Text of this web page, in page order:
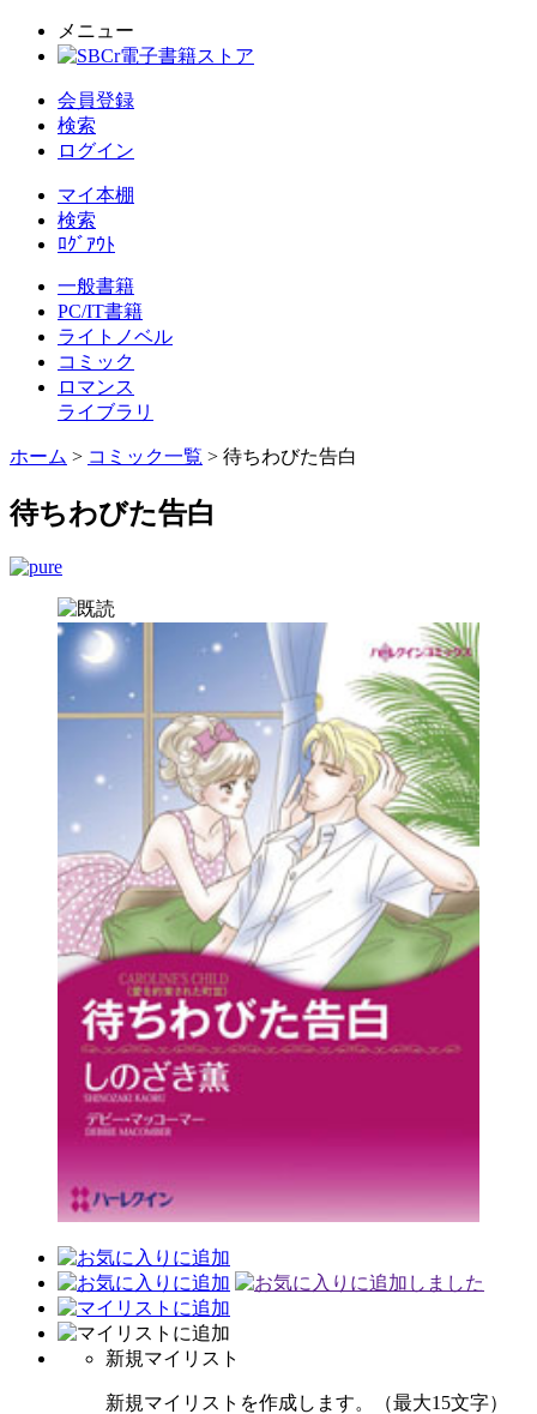
メニュー
会員登録
検索
ログイン
マイ本棚
検索
ﾛｸﾞｱｳﾄ
一般書籍
PC/IT書籍
ライトノベル
コミック
ロマンス
ライブラリ
ホーム > コミック一覧 > 待ちわびた告白
待ちわびた告白
新規マイリスト
新規マイリストを作成します。（最大15文字）